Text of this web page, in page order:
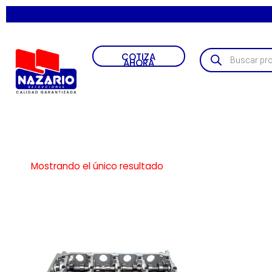
COTIZA
AHORA
Mostrando el único resultado